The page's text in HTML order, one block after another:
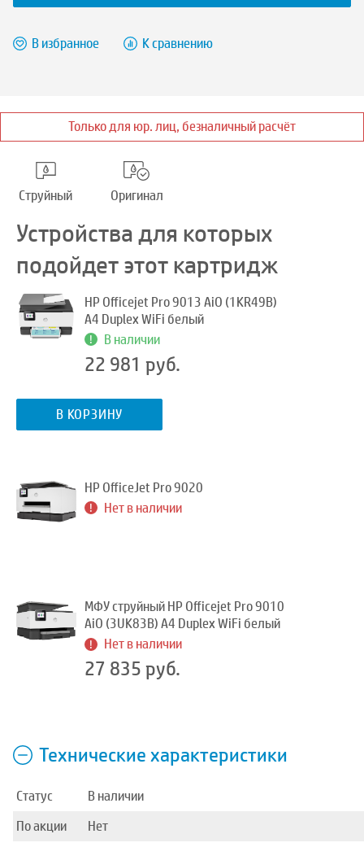
В избранное К сравнению
Только для юр. лиц, безналичный расчёт
Струйный Оригинал
Устройства для которых
подойдет этот картридж
HP Officejet Pro 9013 AiO (1KR49B)
A4 Duplex WiFi белый
В наличии
22 981 руб.
В КОРЗИНУ
HP OfficeJet Pro 9020
Нет в наличии
МФУ струйный HP Officejet Pro 9010
AiO (3UK83B) A4 Duplex WiFi белый
Нет в наличии
27 835 руб.
Технические характеристики
Статус
В наличии
По акции
Нет